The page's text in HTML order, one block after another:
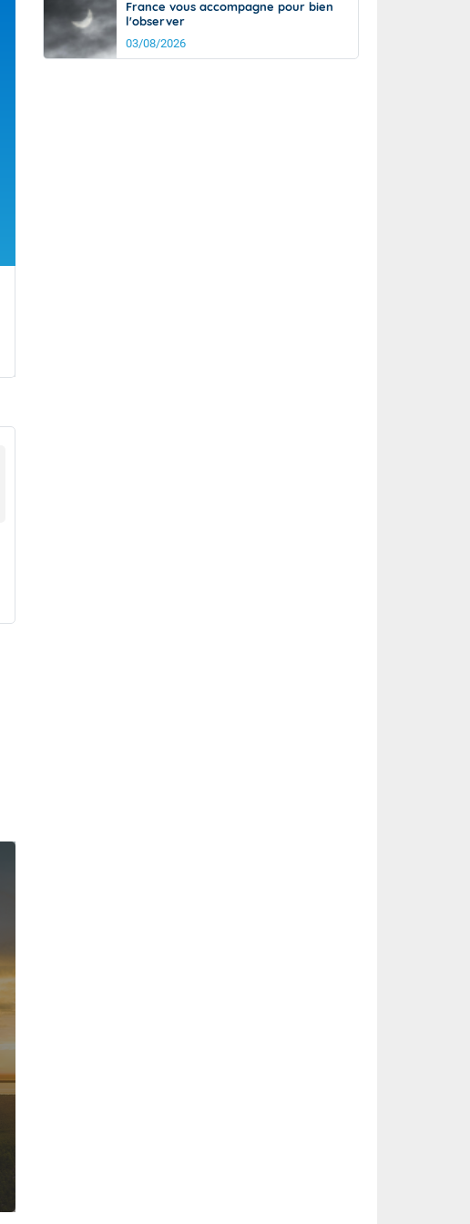
France vous accompagne pour bien
l'observer
03/08/2026